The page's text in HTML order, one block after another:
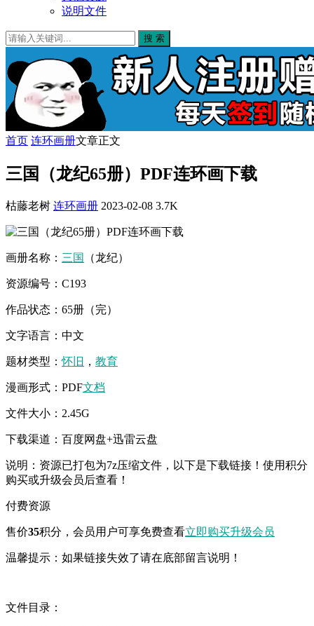
说明文件
搜 索
首页 连环画册文章正文
三国（龙纪65册）PDF连环画下载
枯藤老树 连环画册 2023-02-08 3.7K
画册名称： 三国 （龙纪）
资源编号：C193
作品状态：65册（完）
文字语言：中文
题材类型：怀旧 ， 教育
漫画形式：PDF文档
文件大小：2.45G
下载渠道：百度网盘+迅雷云盘
说明：资源已打包为7z压缩文件，以下是下载链接！使用积分
购买或升级会员后查看！
付费资源
售价35积分 ，会员用户可享免费查看立即购买升级会员
温馨提示：如果链接失效了请在底部留言说明！
文件目录：